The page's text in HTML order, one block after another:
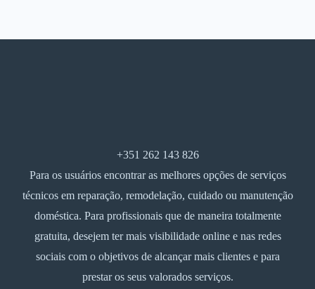
+351 262 143 826
Para os usuários encontrar as melhores opções de serviços
técnicos em reparação, remodelação, cuidado ou manutenção
doméstica. Para profissionais que de maneira totalmente
gratuita, desejem ter mais visibilidade online e nas redes
sociais com o objetivos de alcançar mais clientes e para
prestar os seus valorados serviços.